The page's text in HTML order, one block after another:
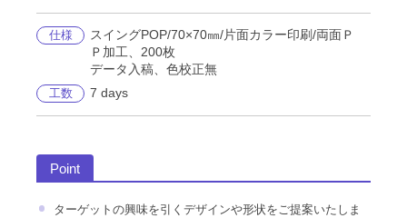
仕様
スイングPOP/70×70㎜/片面カラー印刷/両面Ｐ
Ｐ加工、200枚
データ入稿、色校正無
工数 7 days
Point
ターゲットの興味を引くデザインや形状をご提案いたしま